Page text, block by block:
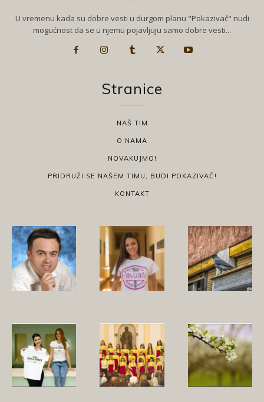
U vremenu kada su dobre vesti u durgom planu "Pokazivač" nudi
mogućnost da se u njemu pojavljuju samo dobre vesti...
Stranice
NAŠ TIM
O NAMA
NOVAKUJMO!
PRIDRUŽI SE NAŠEM TIMU, BUDI POKAZIVAČ!
KONTAKT